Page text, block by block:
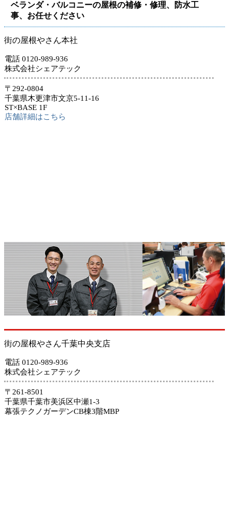
ベランダ・バルコニーの屋根の補修・修理、防水工
事、お任せください
街の屋根やさん本社
電話 0120-989-936
株式会社シェアテック
〒292-0804
千葉県木更津市文京5-11-16
ST×BASE 1F
店舗詳細はこちら
街の屋根やさん千葉中央支店
電話 0120-989-936
株式会社シェアテック
〒261-8501
千葉県千葉市美浜区中瀬1-3
幕張テクノガーデンCB棟3階MBP